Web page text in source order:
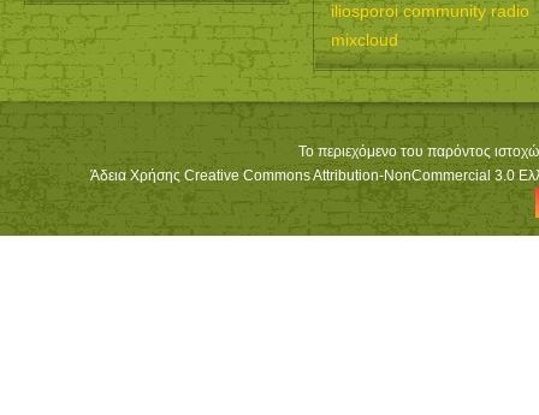
iliosporoi community radio
mixcloud
Το περιεχόμενο του παρόντος
Άδεια Χρήσης Creative Commons Attribution-NonCommercial 3.0